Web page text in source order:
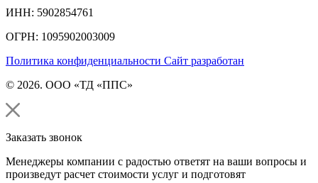
ИНН: 5902854761
ОГРН: 1095902003009
Политика конфиденциальности Сайт разработан
© 2026. ООО «ТД «ППС»
Заказать звонок
Менеджеры компании с радостью ответят на ваши вопросы и
произведут расчет стоимости услуг и подготовят